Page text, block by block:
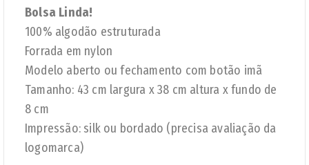
Bolsa Linda!
100% algodão estruturada
Forrada em nylon
Modelo aberto ou fechamento com botão imã
Tamanho: 43 cm largura x 38 cm altura x fundo de
8 cm
Impressão: silk ou bordado (precisa avaliação da
logomarca)